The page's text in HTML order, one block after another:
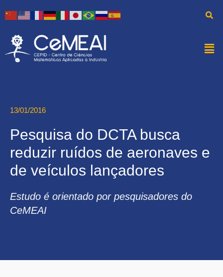
13/01/2016
Pesquisa do DCTA busca
reduzir ruídos de aeronaves e
de veículos lançadores
Estudo é orientado por pesquisadores do
CeMEAI